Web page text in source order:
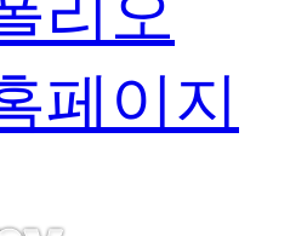
리오
페이지